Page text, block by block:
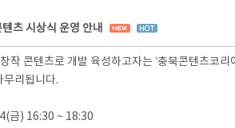
츠 시상식 운영 안내
작 콘텐츠로 개발 육성하고자는 ’충북콘텐츠코
무리됩니다.
금) 16:30 ~ 18:30